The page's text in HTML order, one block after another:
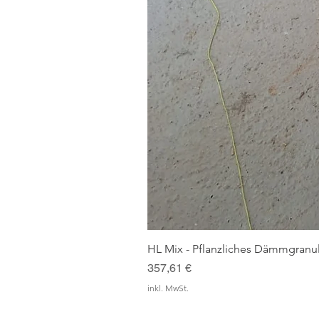
HL Mix - Pflanzliches
Preis
357,61 €
inkl. MwSt.